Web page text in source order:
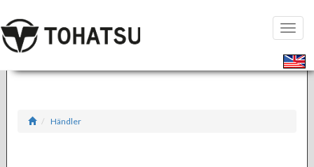
öffnen
Händler